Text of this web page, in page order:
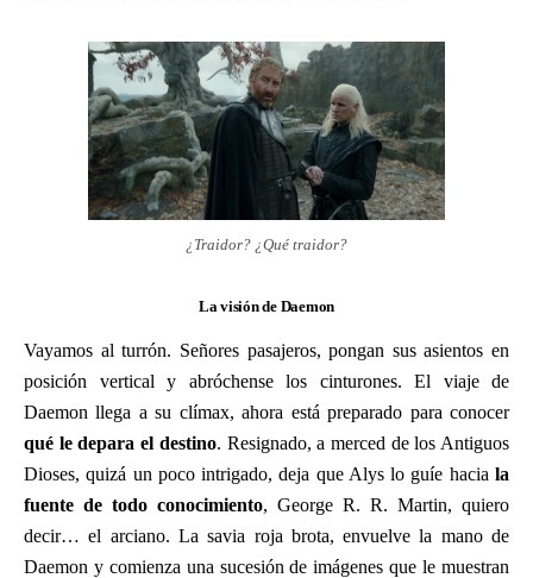
¿Traidor? ¿Qué traidor?
La visión de Daemon
Vayamos al turrón. Señores pasajeros, pongan sus asientos en
posición vertical y abróchense los cinturones. El viaje de
Daemon llega a su clímax, ahora está preparado para conocer
qué le depara el destino. Resignado, a merced de los Antiguos
Dioses, quizá un poco intrigado, deja que Alys lo guíe hacia la
fuente de todo conocimiento, George R. R. Martin, quiero
decir… el arciano. La savia roja brota, envuelve la mano de
Daemon y comienza una sucesión de imágenes que le muestran